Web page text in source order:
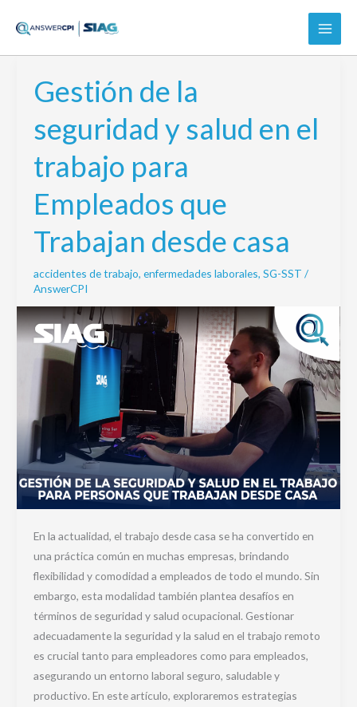
Gestión de la
seguridad y salud en el
trabajo para
Empleados que
Trabajan desde casa
accidentes de trabajo, enfermedades laborales, SG-SST /
AnswerCPI
En la actualidad, el trabajo desde casa se ha convertido en
una práctica común en muchas empresas, brindando
flexibilidad y comodidad a empleados de todo el mundo. Sin
embargo, esta modalidad también plantea desafíos en
términos de seguridad y salud ocupacional. Gestionar
adecuadamente la seguridad y la salud en el trabajo remoto
es crucial tanto para empleadores como para empleados,
asegurando un entorno laboral seguro, saludable y
productivo. En este artículo, exploraremos estrategias
Gestión
de
la
seguridad
y
salud
en
trabajo
Empleados
Trabajan
desde
casa